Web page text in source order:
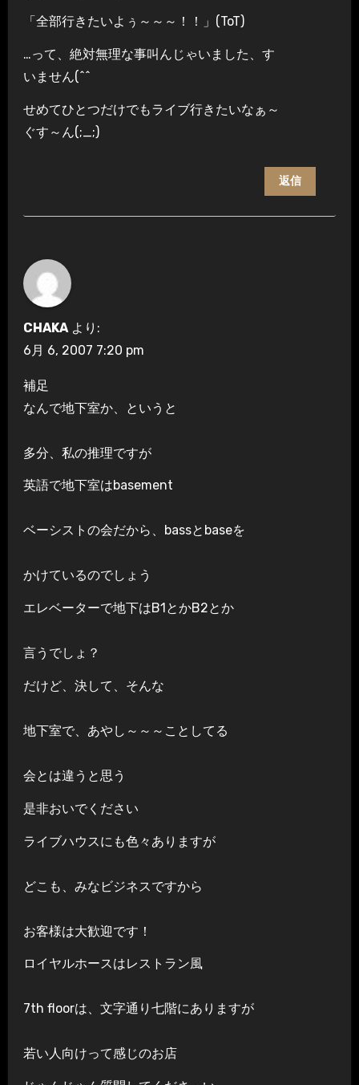
「全部行きたいよぅ～～～！！」(ToT)
…って、絶対無理な事叫んじゃいました、す
いません(^^ゞ
せめてひとつだけでもライブ行きたいなぁ～
ぐす～ん(;_;)
返信
CHAKA より:
6月 6, 2007 7:20 pm
補足
なんで地下室か、というと
多分、私の推理ですが
英語で地下室はbasement
ベーシストの会だから、bassとbaseを
かけているのでしょう
エレベーターで地下はB1とかB2とか
言うでしょ？
だけど、決して、そんな
地下室で、あやし～～～ことしてる
会とは違うと思う
是非おいでください
ライブハウスにも色々ありますが
どこも、みなビジネスですから
お客様は大歓迎です！
ロイヤルホースはレストラン風
7th floorは、文字通り七階にありますが
若い人向けって感じのお店